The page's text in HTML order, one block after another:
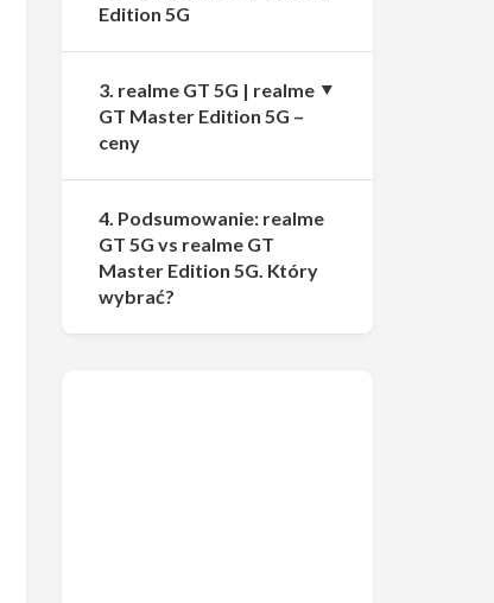
Edition 5G
3. realme GT 5G | realme
GT Master Edition 5G –
ceny
4. Podsumowanie: realme
GT 5G vs realme GT
Master Edition 5G. Który
wybrać?